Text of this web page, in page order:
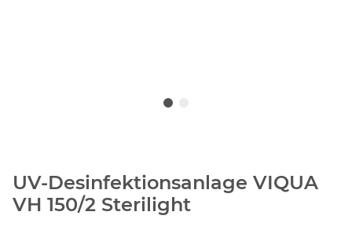
UV-Desinfektionsanlage VIQUA
VH 150/2 Sterilight